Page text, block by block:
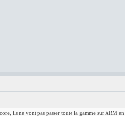
ils ne vont pas passer toute la gamme sur ARM